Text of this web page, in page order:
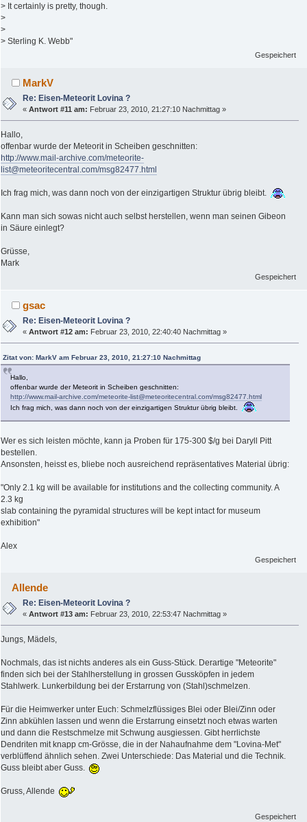
> It certainly is pretty, though.
>
>
> Sterling K. Webb"
Gespeichert
MarkV
Re: Eisen-Meteorit Lovina ?
«Antwort #11 am: Februar 23, 2010, 21:27:10 Nachmittag »
Hallo,
offenbar wurde der Meteorit in Scheiben geschnitten:
http://www.mail-archive.com/meteorite-
list@meteoritecentral.com/msg82477.html
Ich frag mich, was dann noch von der einzigartigen Struktur übrig bleibt.
Kann man sich sowas nicht auch selbst herstellen, wenn man seinen Gibeon
in Säure einlegt?
Grüsse,
Mark
Gespeichert
gsac
Re: Eisen-Meteorit Lovina ?
«Antwort #12 am: Februar 23, 2010, 22:40:40 Nachmittag »
Zitat von: MarkV am Februar 23, 2010, 21:27:10 Nachmittag
Hallo,
offenbar wurde der Meteorit in Scheiben geschnitten:
http://www.mail-archive.com/meteorite-list@meteoritecentral.com/msg82477.html
Ich frag mich, was dann noch von der einzigartigen Struktur übrig bleibt.
Wer es sich leisten möchte, kann ja Proben für 175-300 $/g bei Daryll Pitt
bestellen.
Ansonsten, heisst es, bliebe noch ausreichend repräsentatives Material übrig:
"Only 2.1 kg will be available for institutions and the collecting community. A
2.3 kg
slab containing the pyramidal structures will be kept intact for museum
exhibition"
Alex
Gespeichert
Allende
Re: Eisen-Meteorit Lovina ?
«Antwort #13 am: Februar 23, 2010, 22:53:47 Nachmittag »
Jungs, Mädels,
Nochmals, das ist nichts anderes als ein Guss-Stück. Derartige "Meteorite"
finden sich bei der Stahlherstellung in grossen Gussköpfen in jedem
Stahlwerk. Lunkerbildung bei der Erstarrung von (Stahl)schmelzen.
Für die Heimwerker unter Euch: Schmelzflüssiges Blei oder Blei/Zinn oder
Zinn abkühlen lassen und wenn die Erstarrung einsetzt noch etwas warten
und dann die Restschmelze mit Schwung ausgiessen. Gibt herrlichste
Dendriten mit knapp cm-Grösse, die in der Nahaufnahme dem "Lovina-Met"
verblüffend ähnlich sehen. Zwei Unterschiede: Das Material und die Technik.
Guss bleibt aber Guss.
Gruss, Allende
Gespeichert